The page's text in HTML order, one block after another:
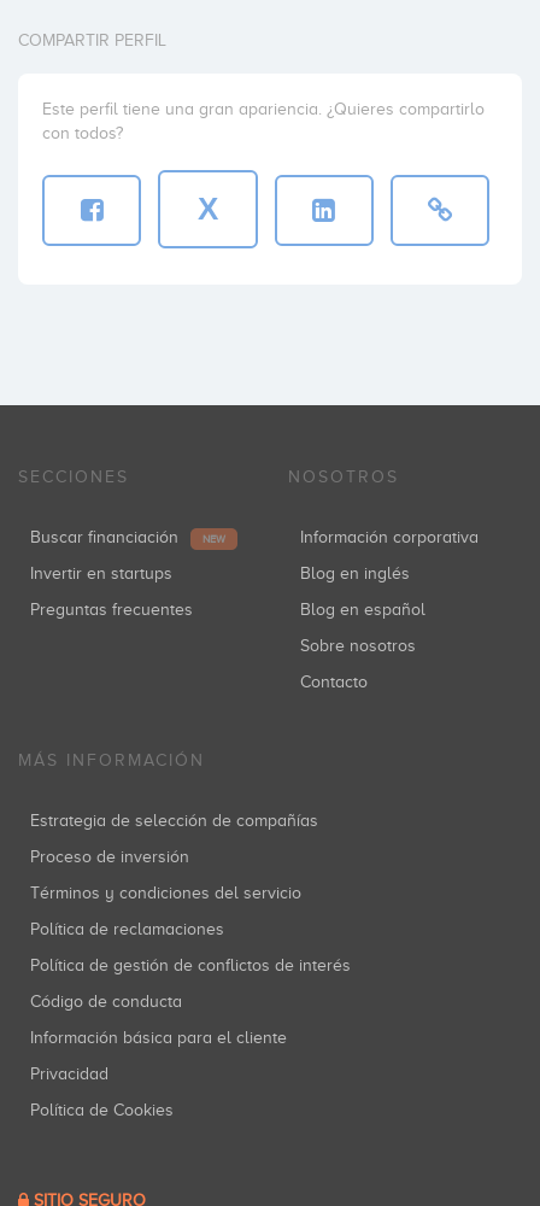
COMPARTIR PERFIL
Este perfil tiene una gran apariencia. ¿Quieres compartirlo
con todos?
X
SECCIONES
Buscar financiación NEW
Invertir en startups
Preguntas frecuentes
NOSOTROS
Información corporativa
Blog en inglés
Blog en español
Sobre nosotros
Contacto
MÁS INFORMACIÓN
Estrategia de selección de compañías
Proceso de inversión
Términos y condiciones del servicio
Política de reclamaciones
Política de gestión de conflictos de interés
Código de conducta
Información básica para el cliente
Privacidad
Política de Cookies
SITIO SEGURO